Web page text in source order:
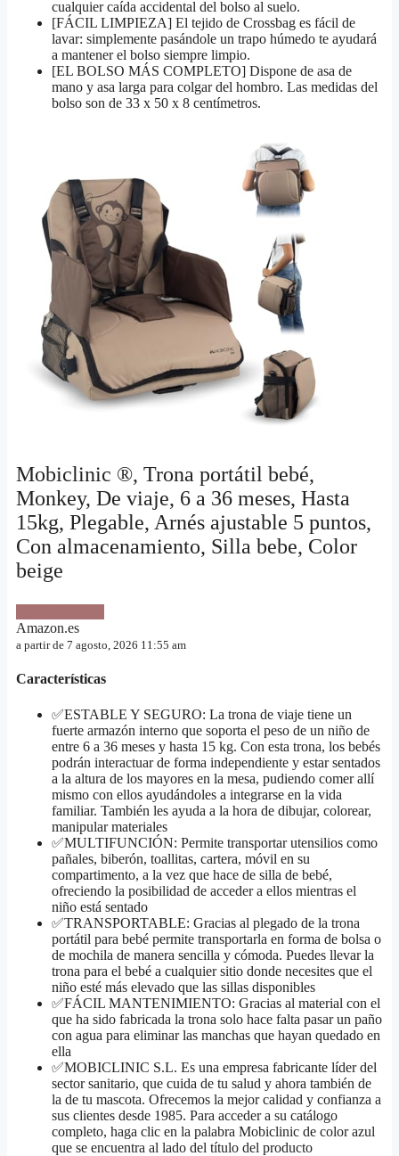
cualquier caída accidental del bolso al suelo.
[FÁCIL LIMPIEZA] El tejido de Crossbag es fácil de
lavar: simplemente pasándole un trapo húmedo te ayudará
a mantener el bolso siempre limpio.
[EL BOLSO MÁS COMPLETO] Dispone de asa de
mano y asa larga para colgar del hombro. Las medidas del
bolso son de 33 x 50 x 8 centímetros.
Mobiclinic ®, Trona portátil bebé,
Monkey, De viaje, 6 a 36 meses, Hasta
15kg, Plegable, Arnés ajustable 5 puntos,
Con almacenamiento, Silla bebe, Color
beige
Amazon.es
a partir de 7 agosto, 2026 11:55 am
Características
✅ESTABLE Y SEGURO: La trona de viaje tiene un
fuerte armazón interno que soporta el peso de un niño de
entre 6 a 36 meses y hasta 15 kg. Con esta trona, los bebés
podrán interactuar de forma independiente y estar sentados
a la altura de los mayores en la mesa, pudiendo comer allí
mismo con ellos ayudándoles a integrarse en la vida
familiar. También les ayuda a la hora de dibujar, colorear,
manipular materiales
✅MULTIFUNCIÓN: Permite transportar utensilios como
pañales, biberón, toallitas, cartera, móvil en su
compartimento, a la vez que hace de silla de bebé,
ofreciendo la posibilidad de acceder a ellos mientras el
niño está sentado
✅TRANSPORTABLE: Gracias al plegado de la trona
portátil para bebé permite transportarla en forma de bolsa o
de mochila de manera sencilla y cómoda. Puedes llevar la
trona para el bebé a cualquier sitio donde necesites que el
niño esté más elevado que las sillas disponibles
✅FÁCIL MANTENIMIENTO: Gracias al material con el
que ha sido fabricada la trona solo hace falta pasar un paño
con agua para eliminar las manchas que hayan quedado en
ella
✅MOBICLINIC S.L. Es una empresa fabricante líder del
sector sanitario, que cuida de tu salud y ahora también de
la de tu mascota. Ofrecemos la mejor calidad y confianza a
sus clientes desde 1985. Para acceder a su catálogo
completo, haga clic en la palabra Mobiclinic de color azul
que se encuentra al lado del título del producto